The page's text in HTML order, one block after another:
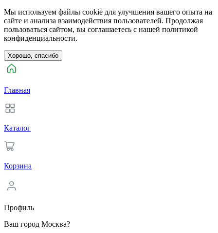
Мы используем файлы cookie для улучшения вашего опыта на
сайте и анализа взаимодействия пользователей. Продолжая
пользоваться сайтом, вы соглашаетесь с нашей политикой
конфиденциальности.
Хорошо, спасибо
Главная
Каталог
Корзина
Профиль
Ваш город Москва?